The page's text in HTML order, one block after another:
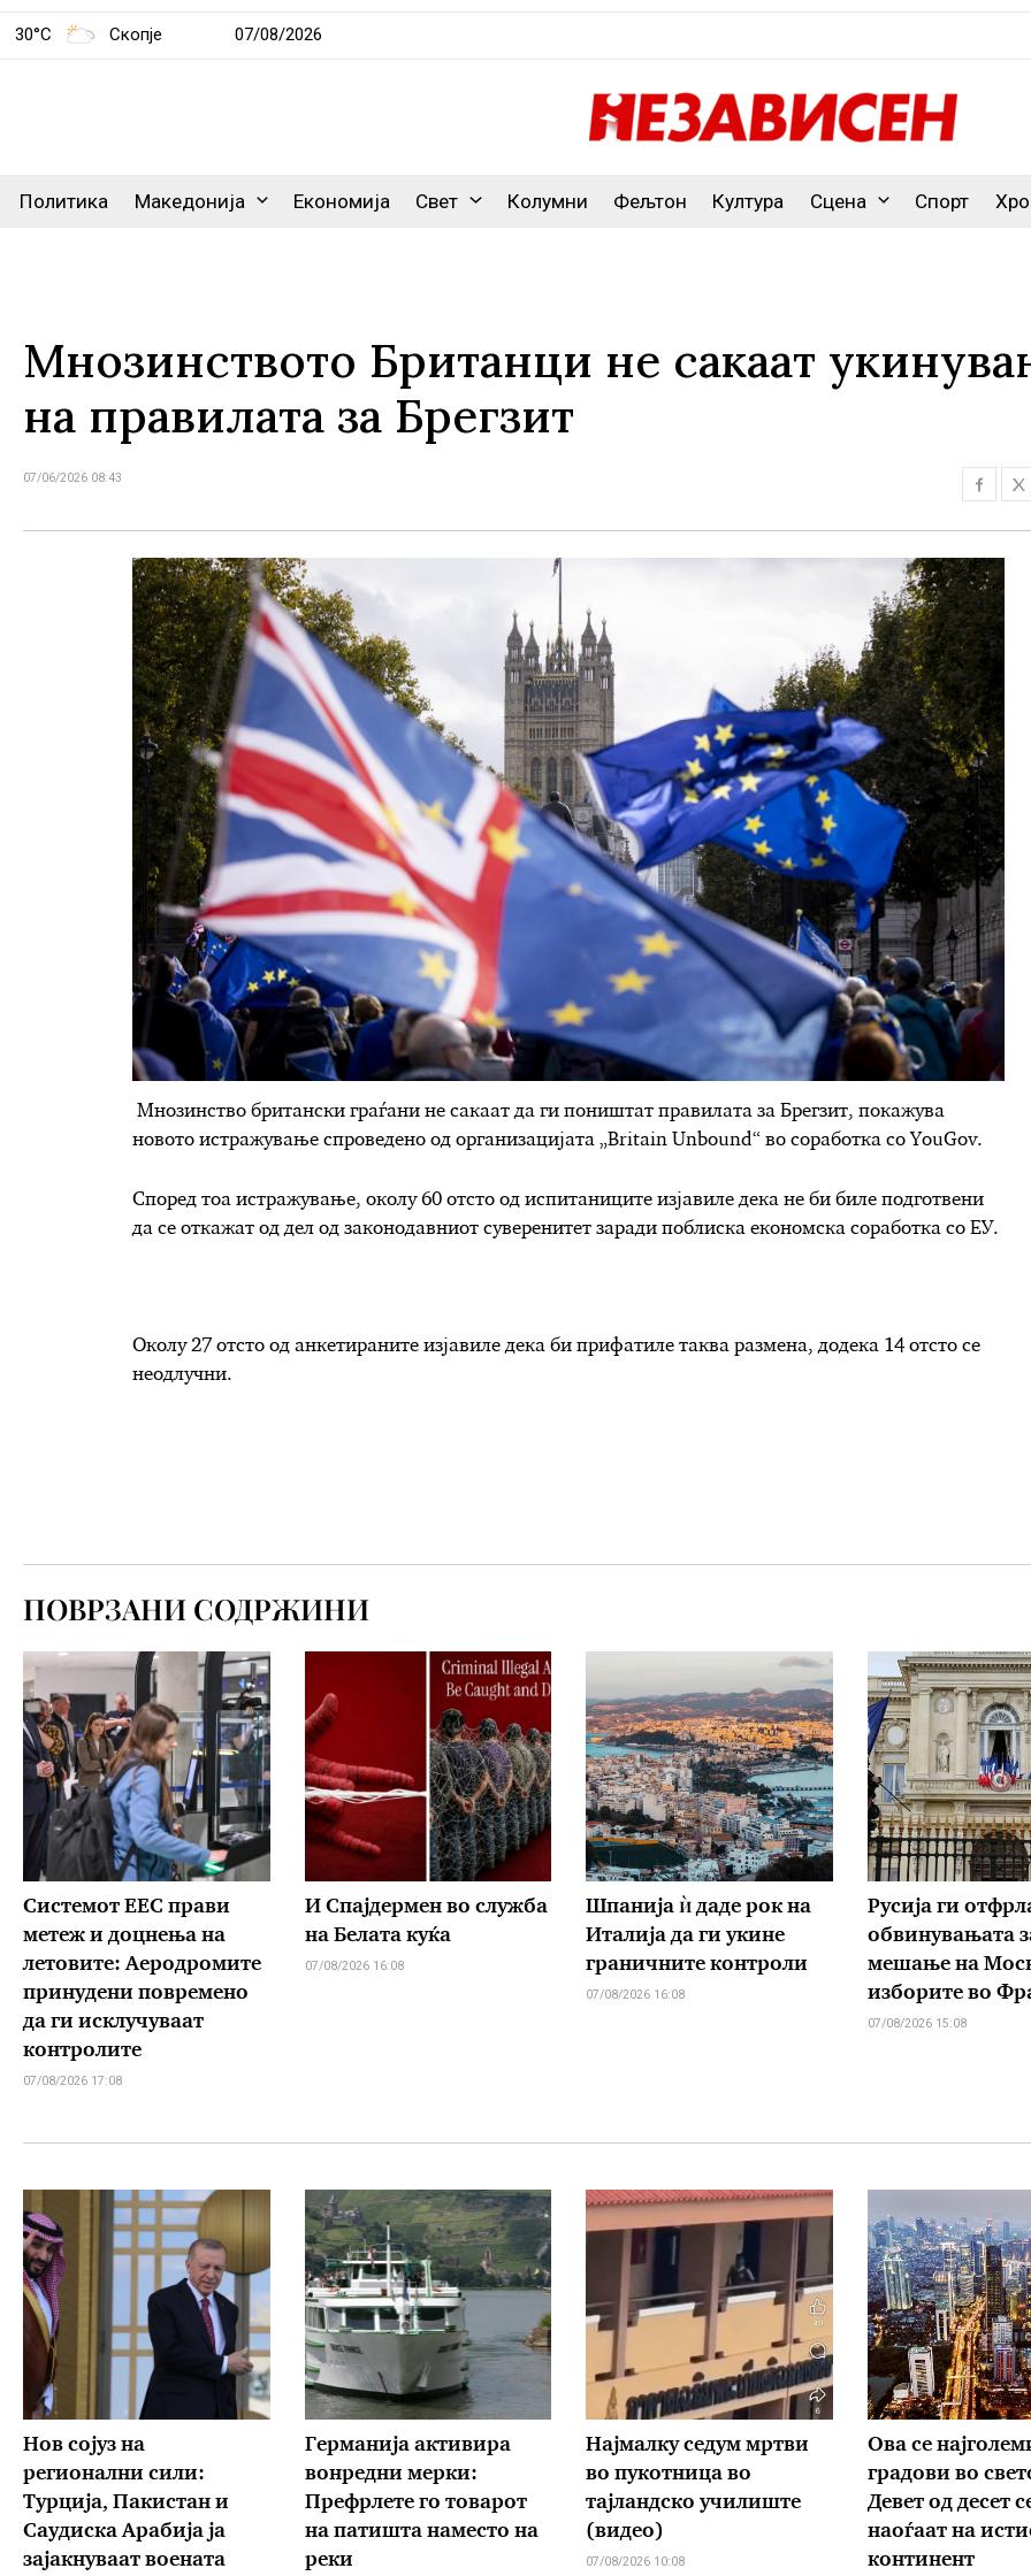
30°C Скопје 07/08/2026
Политика Македонија Економија Свет Колумни Фељтон Култура Сцена Спорт
Мнозинството Британци не сакаат
на правилата за Брегзит
07/06/2026 08:43
Мнозинство британски граѓани не сакаат да ги поништат правилата за Брегзит, покажува
новото истражување спроведено од организацијата „Britain Unbound“ во соработка со YouGov.
Според тоа истражување, околу 60 отсто од испитаниците изјавиле дека не би биле подготвени
да се откажат од дел од законодавниот суверенитет заради поблиска економска соработка со ЕУ.
Околу 27 отсто од анкетираните изјавиле дека би прифатиле таква размена, додека 14 отсто се
неодлучни.
ПОВРЗАНИ СОДРЖИНИ
Системот ЕЕС прави
метеж и доцнења на
летовите: Аеродромите
принудени повремено
да ги исклучуваат
контролите
07/08/2026 17:08
И Спајдермен во служба
на Белата куќа
07/08/2026 16:08
Шпанија ѝ даде рок на
Италија да ги укине
граничните контроли
07/08/2026 16:08
Русија ги
обвинувањата
мешање на
изборите во
07/08/2026 15:08
Нов сојуз на
регионални сили:
Турција, Пакистан и
Саудиска Арабија ја
зајакнуваат воената
Германија активира
вонредни мерки:
Префрлете го товарот
на патишта наместо на
реки
Најмалку седум мртви
во пукотница во
тајландско училиште
(видео)
07/08/2026 10:08
Ова се
градови во
Девет од десет
наоѓаат на
континент